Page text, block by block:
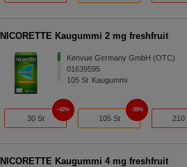
NICORETTE Kaugummi 2 mg freshfruit
Kenvue Germany GmbH (OTC)
01639595
105St Kaugummi
30 St
42%
105 St
35%
210
NICORETTE Kaugummi 4 mg freshfruit